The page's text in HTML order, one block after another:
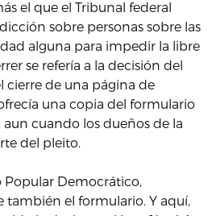
el que el Tribunal federal
sobre personas sobre las
alguna para impedir la libre
se refería a la decisión del
cierre de una página de
una copia del formulario
aun cuando los dueños de la
del pleito.
Popular Democrático,
el formulario. Y aquí,